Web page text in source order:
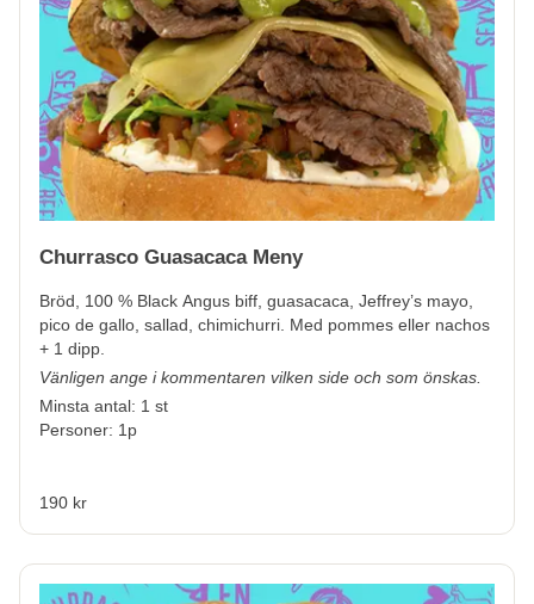
Churrasco Guasacaca Meny
Bröd, 100 % Black Angus biff, guasacaca, Jeffrey’s mayo,
pico de gallo, sallad, chimichurri. Med pommes eller nachos
+ 1 dipp.
Vänligen ange i kommentaren vilken side och som önskas.
Minsta antal: 1 st
Personer: 1p
190 kr